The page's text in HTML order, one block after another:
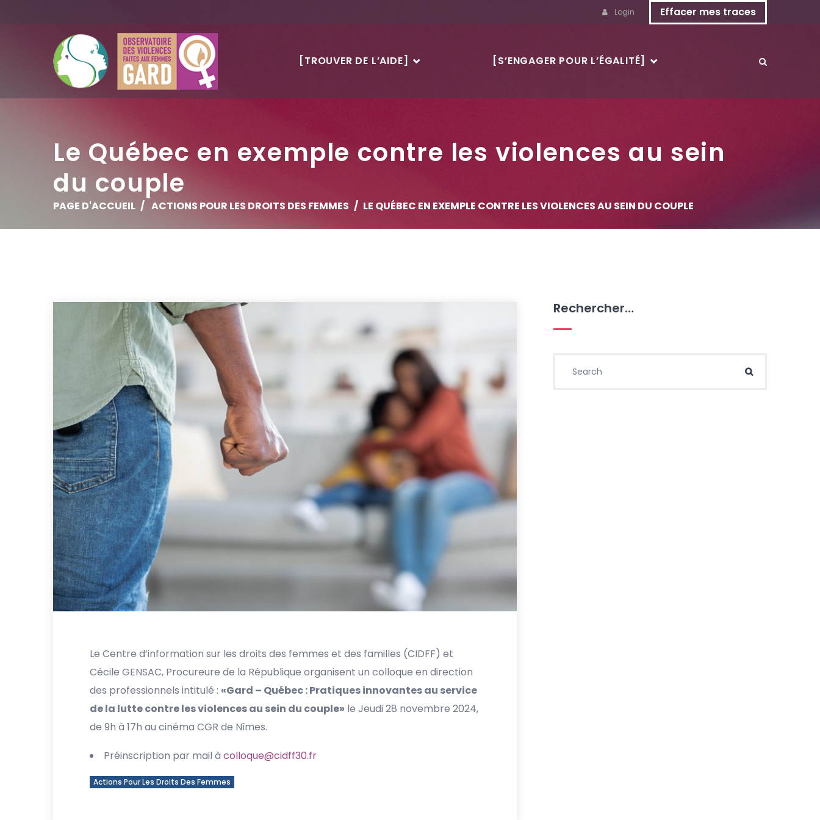
Login Effacer mes traces
[TROUVER DE L’AIDE] [S’ENGAGER POUR L’ÉGALITÉ]
Le Québec en exemple contre les violences au sein
du couple
PAGE D'ACCUEIL ACTIONS POUR LES DROITS DES FEMMES LE QUÉBEC EN EXEMPLE CONTRE LES VIOLENCES AU SEIN DU COUPLE
Le Centre d’information sur les droits des femmes et des familles (CIDFF) et
Cécile GENSAC, Procureure de la République organisent un colloque en direction
des professionnels intitulé : «Gard – Québec : Pratiques innovantes au service
de la lutte contre les violences au sein du couple» le Jeudi 28 novembre 2024,
de 9h à 17h au cinéma CGR de Nîmes.
Préinscription par mail à colloque@cidff30.fr
Actions Pour Les Droits Des Femmes
Rechercher…
Search